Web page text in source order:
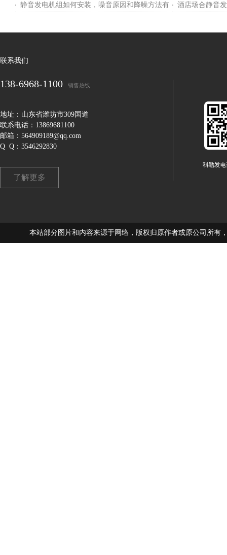
静音发电机组如何安装，噪音原因和降噪方法有
酒店场合静音
联系我们
138-6968-1100 销售热线
地址：山东省潍坊市309国道
联系电话：13869681100
邮箱：564909189@qq.com
Q Q：3546292830
了解更多
本站部分图片和内容来源于网络，版权归原作者或原公司所